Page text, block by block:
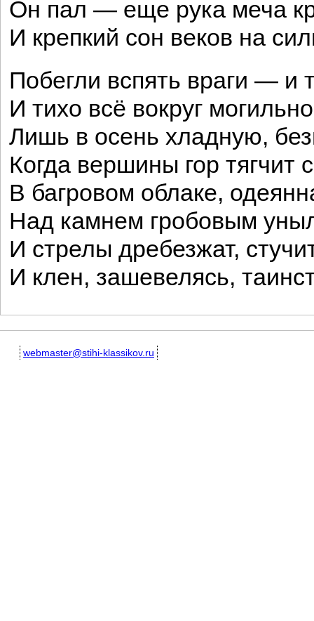
Он пал — еще рука меча
И крепкий сон веков на
Побегли вспять враги — и
И тихо всё вокруг
Лишь в осень хладную,
Когда вершины гор тягчит
В багровом облаке,
Над камнем гробовым
И стрелы дребезжат,
И клен, зашевелясь,
webmaster@stihi-klassikov.ru